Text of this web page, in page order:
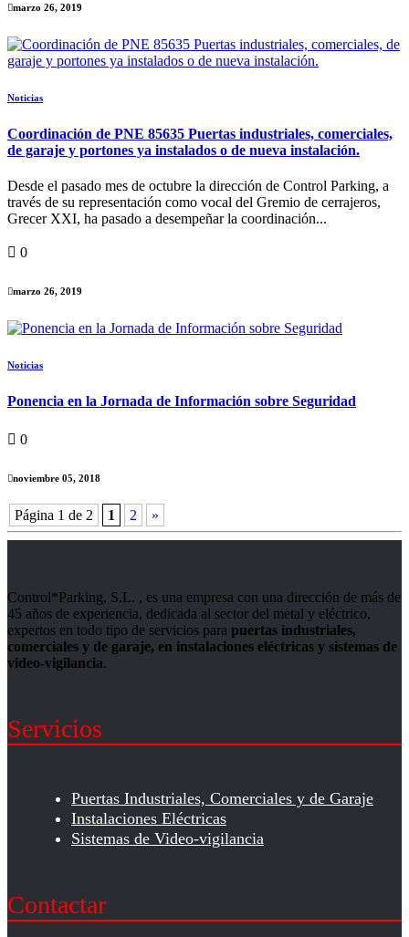
marzo 26, 2019
Noticias
Coordinación de PNE 85635 Puertas industriales, comerciales,
de garaje y portones ya instalados o de nueva instalación.
Desde el pasado mes de octubre la dirección de Control Parking, a
través de su representación como vocal del Gremio de cerrajeros,
Grecer XXI, ha pasado a desempeñar la coordinación...
0
marzo 26, 2019
Noticias
Ponencia en la Jornada de Información sobre Seguridad
0
noviembre 05, 2018
Página 1 de 2 1 2 »
Control*Parking, S.L. , es una empresa con una dirección de más de
45 años de experiencia, dedicada al sector del metal y eléctrico,
expertos en todo tipo de servicios para puertas industriales,
comerciales y de garaje, en instalaciones eléctricas y sistemas de
video-vigilancia.
Servicios
Puertas Industriales, Comerciales y de Garaje
Instalaciones Eléctricas
Sistemas de Video-vigilancia
Contactar